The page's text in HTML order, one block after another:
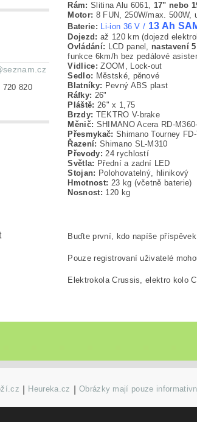
seznam.cz
720 820
Rám: Slitina Alu 6061, 17" nebo
Motor: 8 FUN, 250W/max.
Baterie: Li-ion 36 V / 13 Ah
Dojezd: až 120 km (dojezd
Ovládání: LCD panel, nastavení
funkce 6km/h bez pedálové
Vidlice: ZOOM, Lock-out
Sedlo: Městské, pěnové
Blatníky: Pevný ABS plast
Ráfky: 26"
Pláště: 26" x 1,75
Brzdy: TEKTRO V-brake
Měnič: SHIMANO Acera RD-
Přesmykač: Shimano Tourney
Řazení: Shimano SL-M310
Převody: 24 rychlostí
Světla: Přední a zadní LED
Stojan: Polohovatelný, hlinikový
Hmotnost: 23 kg (včetně baterie)
Nosnost: 120 kg
Buďte první, kdo napíše
Pouze registrovaní uživatelé
Elektrokola Crussis, elektro kolo
Heureka.cz Obrázky mají pouze